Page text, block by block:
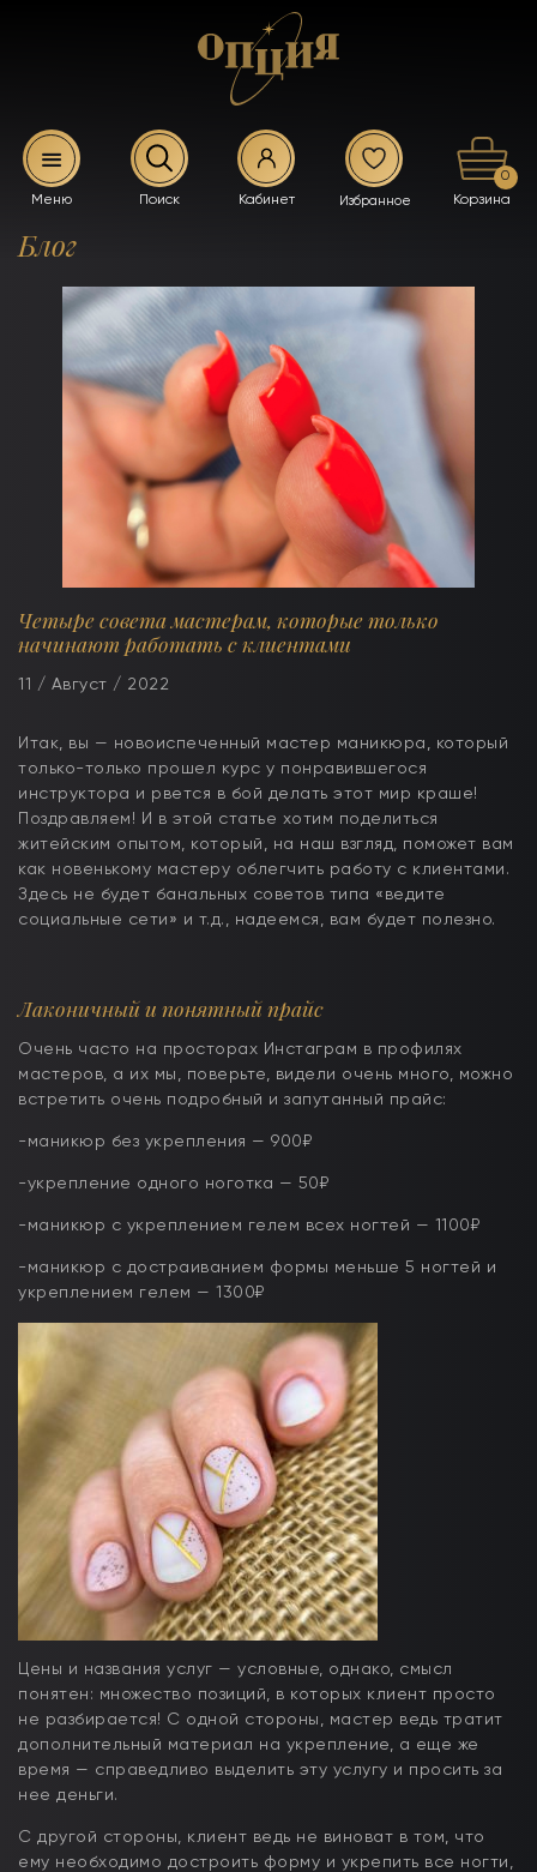
0
Блог
Четыре совета мастерам, которые только
начинают работать с клиентами
11 / Август / 2022
Итак, вы — новоиспеченный мастер маникюра, который
только-только прошел курс у понравившегося
инструктора и рвется в бой делать этот мир краше!
Поздравляем! И в этой статье хотим поделиться
житейским опытом, который, на наш взгляд, поможет вам
как новенькому мастеру облегчить работу с клиентами.
Здесь не будет банальных советов типа «ведите
социальные сети» и т.д., надеемся, вам будет полезно.
Лаконичный и понятный прайс
Очень часто на просторах Инстаграм в профилях
мастеров, а их мы, поверьте, видели очень много, можно
встретить очень подробный и запутанный прайс:
-маникюр без укрепления — 900₽
-укрепление одного ноготка — 50₽
-маникюр с укреплением гелем всех ногтей — 1100₽
-маникюр с достраиванием формы меньше 5 ногтей и
укреплением гелем — 1300₽
Цены и названия услуг — условные, однако, смысл
понятен: множество позиций, в которых клиент просто
не разбирается! С одной стороны, мастер ведь тратит
дополнительный материал на укрепление, а еще же
время — справедливо выделить эту услугу и просить за
нее деньги.
С другой стороны, клиент ведь не виноват в том, что
ему необходимо достроить форму и укрепить все ногти,